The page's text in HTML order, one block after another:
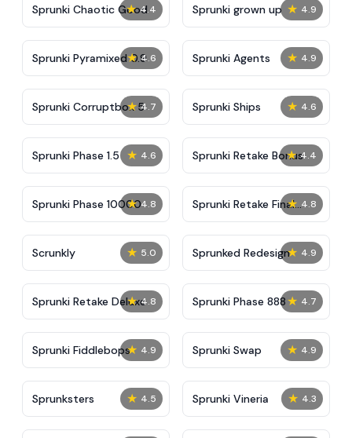
★ 4.4
Sprunki Chaotic Good ★ 4.9
Sprunki grown up
★ 4.6
Sprunki Pyramixed 0.9 ★ 4.9
Sprunki Agents
★ 4.7
Sprunki Corruptbox 5 ★ 4.6
Sprunki Ships
★ 4.6
Sprunki Phase 1.5 ★ 4.4
Sprunki Retake Bonus
★ 4.8
Sprunki Phase 10000 ★ 4.8
Sprunki Retake Final
Update
★ 5.0
Scrunkly ★ 4.9
Sprunked Redesign
★ 4.8
Sprunki Retake Deluxe ★ 4.7
Sprunki Phase 888
★ 4.9
Sprunki Fiddlebops ★ 4.9
Sprunki Swap
★ 4.5
Sprunksters ★ 4.3
Sprunki Vineria